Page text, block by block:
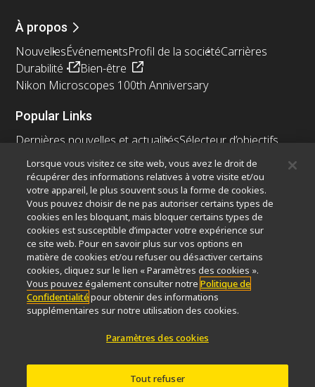
À propos
NouvellesÉvénementsProfil de la sociétéCarrières
Durabilité
Bien-être
Nikon Microscopes 100th Anniversary
Popular Links
Dernières nouvelles et actualitésSélecteur d’objectifs
Resolution Calculator
PubScope
Nikon Small World
MicroscopyU
Autres Produits Nikon
Produits d'imagerie
Microscopie industrielle et métrologie
Systèmes de lithographie à semi-conducteurs
Systèmes de lithographie à FPD
Plan du siteConfidentialité
Do Not Sell or Share My Personal Information
Lorsque vous visitez ce site web, vous avez le droit de
récupérer des informations relatives à votre visite et/ou
votre appareil, le plus souvent sous la forme de cookies.
Vous pouvez choisir de ne pas autoriser certains types de
cookies en les bloquant, mais bloquer certains types de
cookies est susceptible d’impacter votre expérience sur
ce site web. Pour en savoir plus sur vos options en
matière de cookies et/ou refuser ou désactiver certains
cookies, cliquez sur le lien « Paramètres des cookies ».
Vous pouvez également consulter notrePolitique de
Confidentialitépour obtenir des informations
supplémentaires sur notre utilisation des cookies.
Paramètres des cookies
Tout refuser